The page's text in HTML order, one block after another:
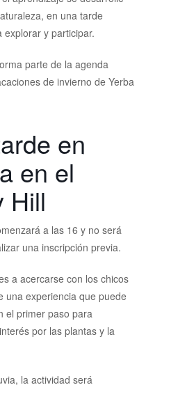
en una tarde
explorar y participar.
parte de la agenda
de invierno de Yerba
en
en el
Hill
a las 16 y no será
una inscripción previa.
a acercarse con los chicos
una experiencia que puede
el primer paso para
por las plantas y la
la actividad será